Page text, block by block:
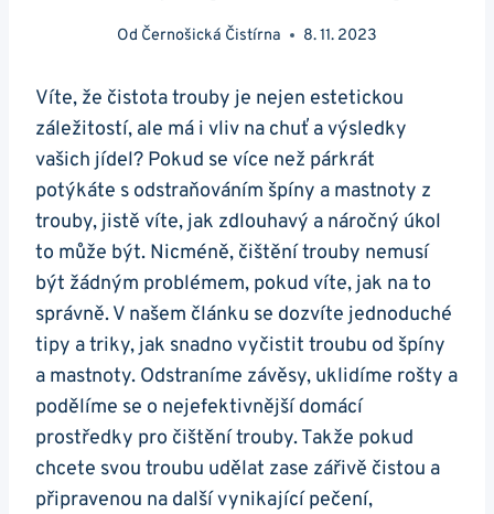
Od Černošická Čistírna 8. 11. 2023
Víte, že čistota trouby je nejen estetickou
záležitostí, ale má i ‌vliv na chuť⁤ a výsledky
⁣vašich jídel? Pokud se více ⁤než párkrát
potýkáte s odstraňováním špíny a mastnoty z
trouby, jistě víte, jak zdlouhavý a náročný úkol
to může být. Nicméně,⁢ čištění trouby nemusí
být‍ žádným ⁣problémem, pokud víte, jak na to
správně. V našem článku se dozvíte jednoduché
tipy a triky, jak snadno vyčistit ‌troubu od špíny
a mastnoty. Odstraníme závěsy, uklidíme ⁣rošty a
podělíme se o nejefektivnější​ domácí
prostředky pro čištění trouby. Takže pokud
chcete svou⁤ troubu udělat zase zářivě čistou a
připravenou na další vynikající pečení,